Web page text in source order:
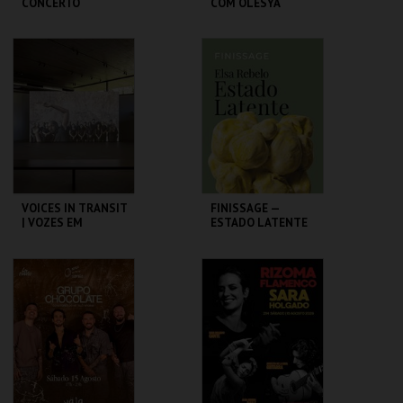
MAIS INFO
COMPRAR
VOICES IN TRANSIT
| VOZES EM
ALBUQUERQUE
FOUNDATION
MAIS INFO
COMPRAR
FINISSAGE —
ESTADO LATENTE
FUNDAÇÃO
GRAMAXO
MAIS INFO
COMPRAR